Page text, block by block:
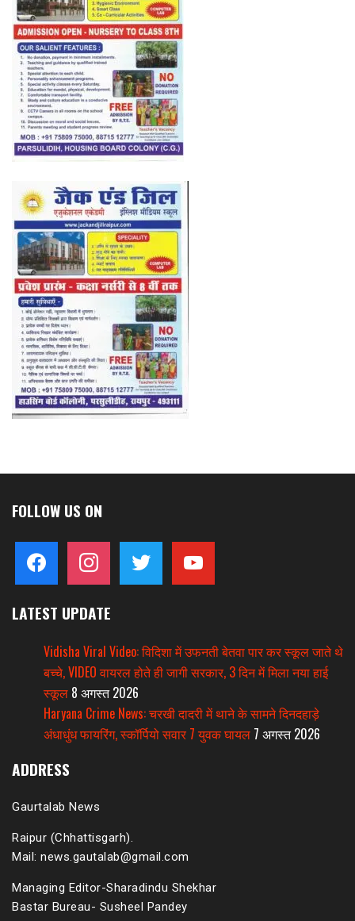
FOLLOW US ON
facebook instagram twitter youtube
LATEST UPDATE
Vidisha Viral Video: विदिशा में उफनती बेतवा पार कर स्कूल जाते थे
बच्चे, VIDEO वायरल होते ही जागी सरकार, 3 दिन में मिला नया हाई
स्कूल 8 अगस्त 2026
Haryana Crime News: चरखी दादरी में थाने के सामने दिनदहाड़े
अंधाधुंध फायरिंग, स्कॉर्पियो सवार 7 युवक घायल 7 अगस्त 2026
ADDRESS
Gaurtalab News
Raipur (Chhattisgarh).
Mail: news.gautalab@gmail.com
Managing Editor-Sharadindu Shekhar
Bastar Bureau- Susheel Pandey